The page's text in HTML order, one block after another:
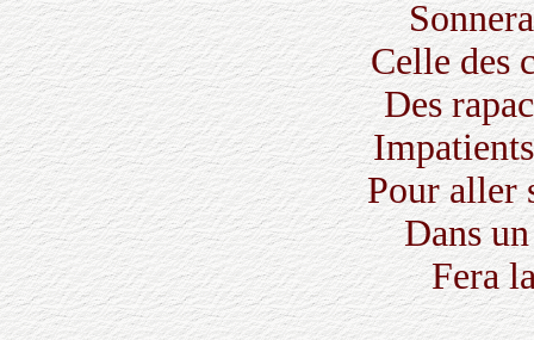
Celle des
Des
Pour aller
Dans
Fera